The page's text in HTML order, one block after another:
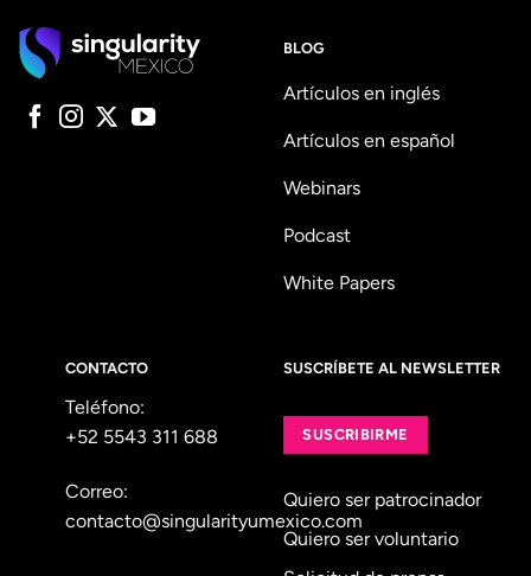
BLOG
Artículos en inglés
Artículos en español
Webinars
Podcast
White Papers
CONTACTO
Teléfono:
+52 5543 311 688
Correo:
contacto@singularityumexico.com
SUSCRÍBETE AL NEWSLETTER
SUSCRIBIRME
Quiero ser patrocinador
Quiero ser voluntario